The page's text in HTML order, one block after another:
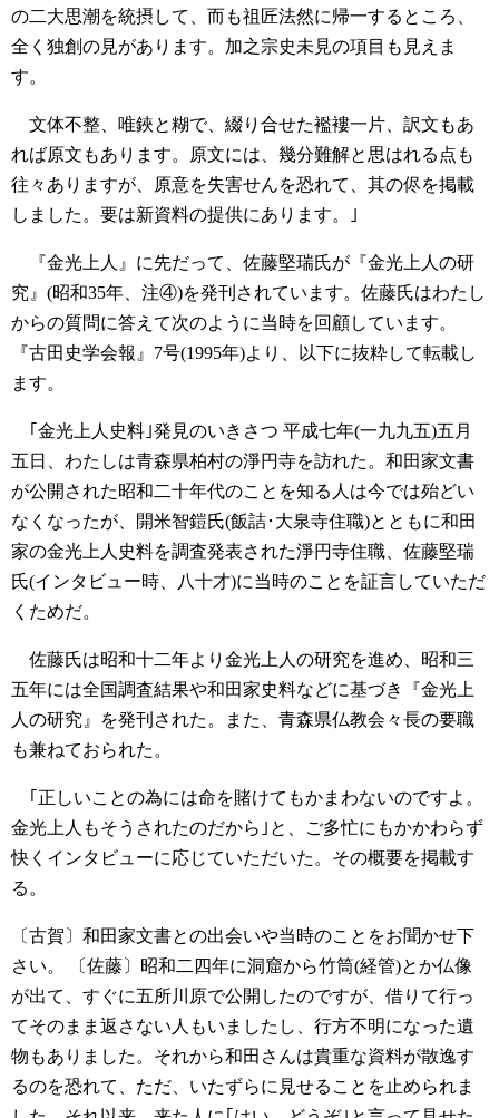
の二大思潮を統摂して、而も祖匠法然に帰一するところ、
全く独創の見があります。加之宗史未見の項目も見えま
す。
文体不整、唯鋏と糊で、綴り合せた襤褸一片、訳文もあ
れば原文もあります。原文には、幾分難解と思はれる点も
往々ありますが、原意を失害せんを恐れて、其の侭を掲載
しました。要は新資料の提供にあります。｣
『金光上人』に先だって、佐藤堅瑞氏が『金光上人の研
究』(昭和35年、注④)を発刊されています。佐藤氏はわたし
からの質問に答えて次のように当時を回顧しています。
『古田史学会報』7号(1995年)より、以下に抜粋して転載し
ます。
｢金光上人史料｣発見のいきさつ 平成七年(一九九五)五月
五日、わたしは青森県柏村の淨円寺を訪れた。和田家文書
が公開された昭和二十年代のことを知る人は今では殆どい
なくなったが、開米智鎧氏(飯詰･大泉寺住職)とともに和田
家の金光上人史料を調査発表された淨円寺住職、佐藤堅瑞
氏(インタビュー時、八十才)に当時のことを証言していただ
くためだ。
佐藤氏は昭和十二年より金光上人の研究を進め、昭和三
五年には全国調査結果や和田家史料などに基づき『金光上
人の研究』を発刊された。また、青森県仏教会々長の要職
も兼ねておられた。
｢正しいことの為には命を賭けてもかまわないのですよ。
金光上人もそうされたのだから｣と、ご多忙にもかかわらず
快くインタビューに応じていただいた。その概要を掲載す
る。
〔古賀〕和田家文書との出会いや当時のことをお聞かせ下
さい。
〔佐藤〕昭和二四年に洞窟から竹筒(経管)とか仏像
が出て、すぐに五所川原で公開したのですが、借りて行っ
てそのまま返さない人もいましたし、行方不明になった遺
物もありました。それから和田さんは貴重な資料が散逸す
るのを恐れて、ただ、いたずらに見せることを止められま